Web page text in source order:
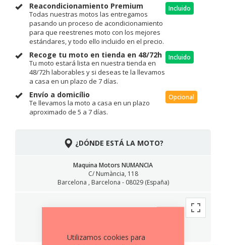
Reacondicionamiento Premium
Todas nuestras motos las entregamos
pasando un proceso de acondicionamiento
para que reestrenes moto con los mejores
estándares, y todo ello incluido en el precio.
Incluido
Recoge tu moto en tienda en 48/72h
Tu moto estará lista en nuestra tienda en
48/72h laborables y si deseas te la llevamos
a casa en un plazo de 7 días.
Incluido
Envío a domicílio
Te llevamos la moto a casa en un plazo
aproximado de 5 a 7 días.
Opcional
¿DÓNDE ESTÁ LA MOTO?
Maquina Motors NUMANCIA
C/ Numància, 118
Barcelona , Barcelona - 08029 (España)
Utilizamos cookies para